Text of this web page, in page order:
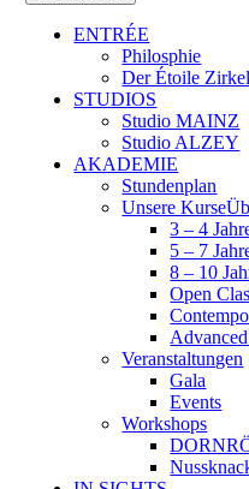
ENTRÉE
Philosphie
Der Étoile Zirkel
STUDIOS
Studio MAINZ
Studio ALZEY
AKADEMIE
Stundenplan
Unsere Kurse
3 – 4
5 – 7
8 – 10
Open
Veranstaltungen
Gala
Events
Workshops